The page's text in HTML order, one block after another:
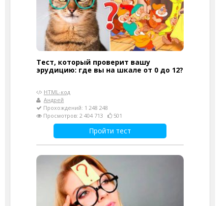
Тест, который проверит вашу
эрудицию: где вы на шкале от 0 до 12?
HTML-код
Андрей
Прохождений: 1 248 248
Просмотров: 2 404 713
501
Пройти тест